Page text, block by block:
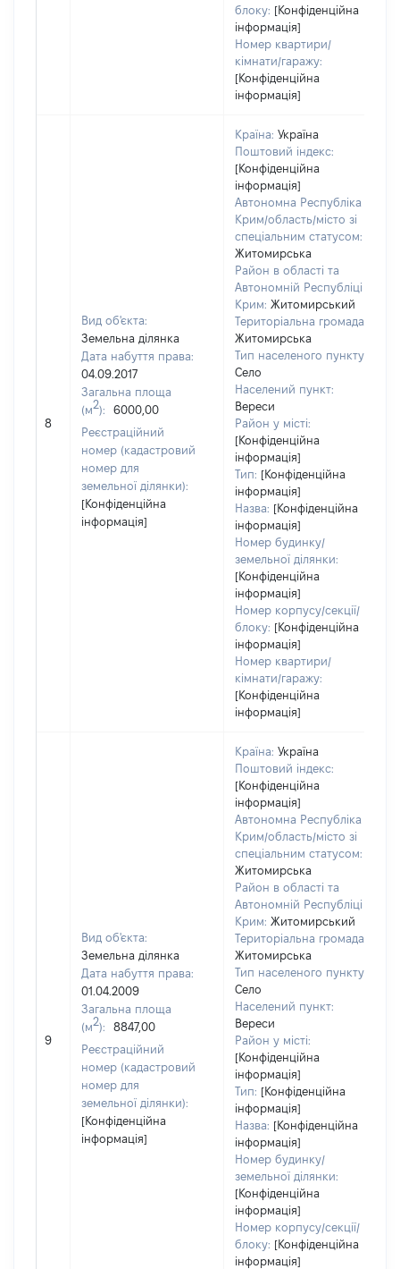
блоку: [Конфіденційна
інформація]
Номер квартири/
кімнати/гаражу:
[Конфіденційна
інформація]
8
Вид об'єкта:
Земельна ділянка
Дата набуття права:
04.09.2017
Загальна площа
(м2):
6000,00
Реєстраційний
номер (кадастровий
номер для
земельної ділянки):
[Конфіденційна
інформація]
Країна: Україна
Поштовий індекс:
[Конфіденційна
інформація]
Автономна Республіка
Крим/область/місто зі
спеціальним статусом:
Житомирська
Район в області та
Автономній Республіці
Крим: Житомирський
Територіальна громада:
Житомирська
Тип населеного пункту:
Село
Населений пункт:
Вереси
Район у місті:
[Конфіденційна
інформація]
Тип: [Конфіденційна
інформація]
Назва: [Конфіденційна
інформація]
Номер будинку/
земельної ділянки:
[Конфіденційна
інформація]
Номер корпусу/секції/
блоку: [Конфіденційна
інформація]
Номер квартири/
кімнати/гаражу:
[Конфіденційна
інформація]
9
Вид об'єкта:
Земельна ділянка
Дата набуття права:
01.04.2009
Загальна площа
(м2):
8847,00
Реєстраційний
номер (кадастровий
номер для
земельної ділянки):
[Конфіденційна
інформація]
Країна: Україна
Поштовий індекс:
[Конфіденційна
інформація]
Автономна Республіка
Крим/область/місто зі
спеціальним статусом:
Житомирська
Район в області та
Автономній Республіці
Крим: Житомирський
Територіальна громада:
Житомирська
Тип населеного пункту:
Село
Населений пункт:
Вереси
Район у місті:
[Конфіденційна
інформація]
Тип: [Конфіденційна
інформація]
Назва: [Конфіденційна
інформація]
Номер будинку/
земельної ділянки:
[Конфіденційна
інформація]
Номер корпусу/секції/
блоку: [Конфіденційна
інформація]